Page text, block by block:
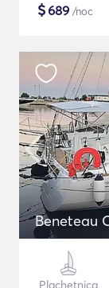
$689 /noc
Beneteau
Plachetnica